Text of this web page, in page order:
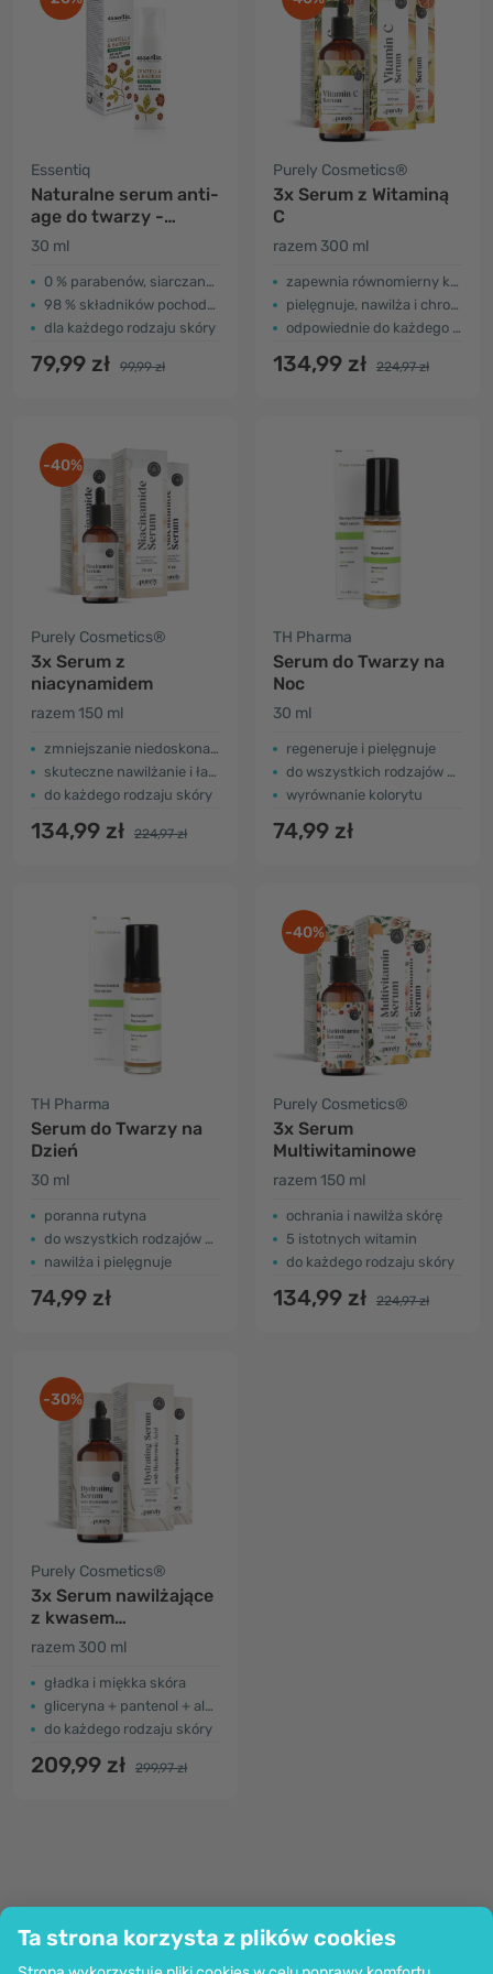
Ta strona korzysta z plików cookies
Essentiq
Naturalne serum anti-
age do twarzy -
centella & baobab
30 ml
0 % parabenów, siarczanów, silikonów
98 % składników pochodzenia naturalnego
dla każdego rodzaju skóry
79,99 zł 99,99 zł
Purely Cosmetics®
3x Serum z Witaminą
C
razem 300 ml
zapewnia równomierny koloryt skóry
pielęgnuje, nawilża i chroni skórę
odpowiednie do każdego rodzaju skóry
134,99 zł 224,97 zł
-40%
Purely Cosmetics®
3x Serum z
niacynamidem
razem 150 ml
zmniejszanie niedoskonałości i zaczerwienień
skuteczne nawilżanie i łagodzenie
do każdego rodzaju skóry
134,99 zł 224,97 zł
TH Pharma
Serum do Twarzy na
Noc
30 ml
regeneruje i pielęgnuje
do wszystkich rodzajów skóry
wyrównanie kolorytu
74,99 zł
TH Pharma
Serum do Twarzy na
Dzień
30 ml
poranna rutyna
do wszystkich rodzajów skóry
nawilża i pielęgnuje
74,99 zł
-40%
Purely Cosmetics®
3x Serum
Multiwitaminowe
razem 150 ml
ochrania i nawilża skórę
5 istotnych witamin
do każdego rodzaju skóry
134,99 zł 224,97 zł
-30%
Purely Cosmetics®
3x Serum nawilżające
z kwasem
hialuronowym
razem 300 ml
gładka i miękka skóra
gliceryna + pantenol + alantoina
do każdego rodzaju skóry
209,99 zł 299,97 zł